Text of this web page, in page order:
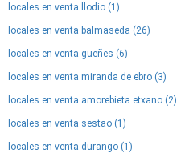
locales en venta llodio (1)
locales en venta balmaseda (26)
locales en venta gueñes (6)
locales en venta miranda de ebro (3)
locales en venta amorebieta etxano (2)
locales en venta sestao (1)
locales en venta durango (1)